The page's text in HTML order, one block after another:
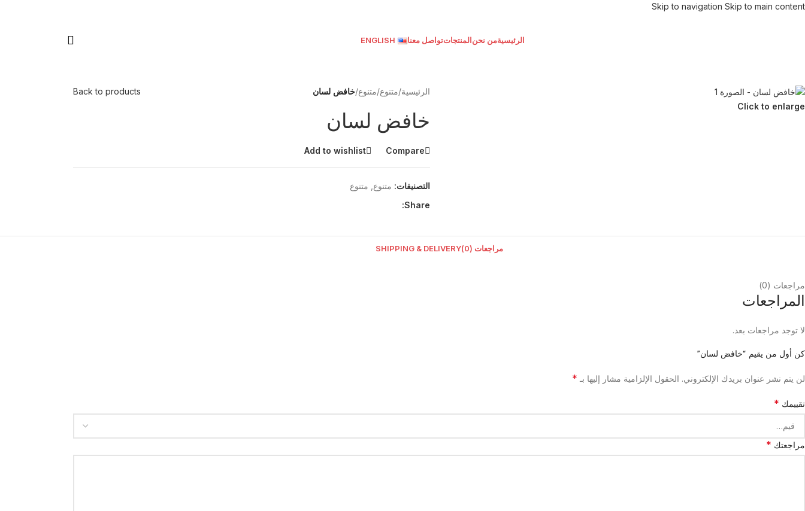
Skip to navigation Skip to main content
الرئيسيةمن نحنالمنتجاتتواصل معنا ENGLISH
Click to enlarge
الرئيسية/متنوع/متنوع/خافض لسان Back to products
خافض لسان
Compare
Add to wishlist
التصنيفات: متنوع متنوع
Share:
مراجعات (0) SHIPPING & DELIVERY
مراجعات (0)
المراجعات
لا توجد مراجعات بعد.
كن أول من يقيم “خافض لسان”
لن يتم نشر عنوان بريدك الإلكتروني. الحقول الإلزامية مشار إليها بـ *
تقييمك *
مراجعتك *